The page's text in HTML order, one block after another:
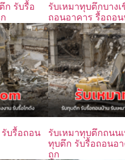
ก รับรื้อ
รับเหมาทุบตึกบาง
ถอนอาคาร รื้อถอ
บรื้อถอน
รับเหมาทุบตึกถนน
ทุบตึก รับรื้อถอนอ
ถูก